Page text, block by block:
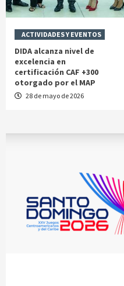
ACTIVIDADES Y EVENTOS
DIDA alcanza nivel de
excelencia en
certificación CAF +300
otorgado por el MAP
28 de mayo de 2026